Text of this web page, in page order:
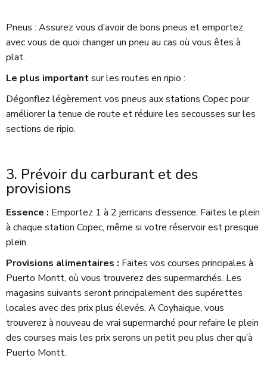
Pneus : Assurez vous d’avoir de bons pneus et emportez
avec vous de quoi changer un pneu au cas où vous êtes à
plat.
Le plus importantsur les routes en ripio :
Dégonflez légèrement vos pneus aux stations Copec pour
améliorer la tenue de route et réduire les secousses sur les
sections de ripio.
3. Prévoir du carburant et des
provisions
Essence : Emportez 1 à 2 jerricans d’essence. Faites le plein
à chaque station Copec, même si votre réservoir est presque
plein.
Provisions alimentaires : Faites vos courses principales à
Puerto Montt, où vous trouverez des supermarchés. Les
magasins suivants seront principalement des supérettes
locales avec des prix plus élevés. A Coyhaique, vous
trouverez à nouveau de vrai supermarché pour refaire le plein
des courses mais les prix serons un petit peu plus cher qu’à
Puerto Montt.